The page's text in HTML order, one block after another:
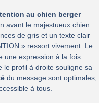
au chien berger
avant le majestueux chien
de gris et un texte clair
» ressort vivement. Le
une expression à la fois
le profil à droite souligne sa
du message sont optimales,
à tous.